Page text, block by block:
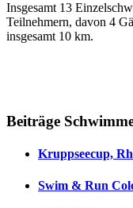
Insgesamt 13
Teilnehmern, davon 4
insgesamt 10 km.
Beiträge
Kruppseecup,
Swim & Run